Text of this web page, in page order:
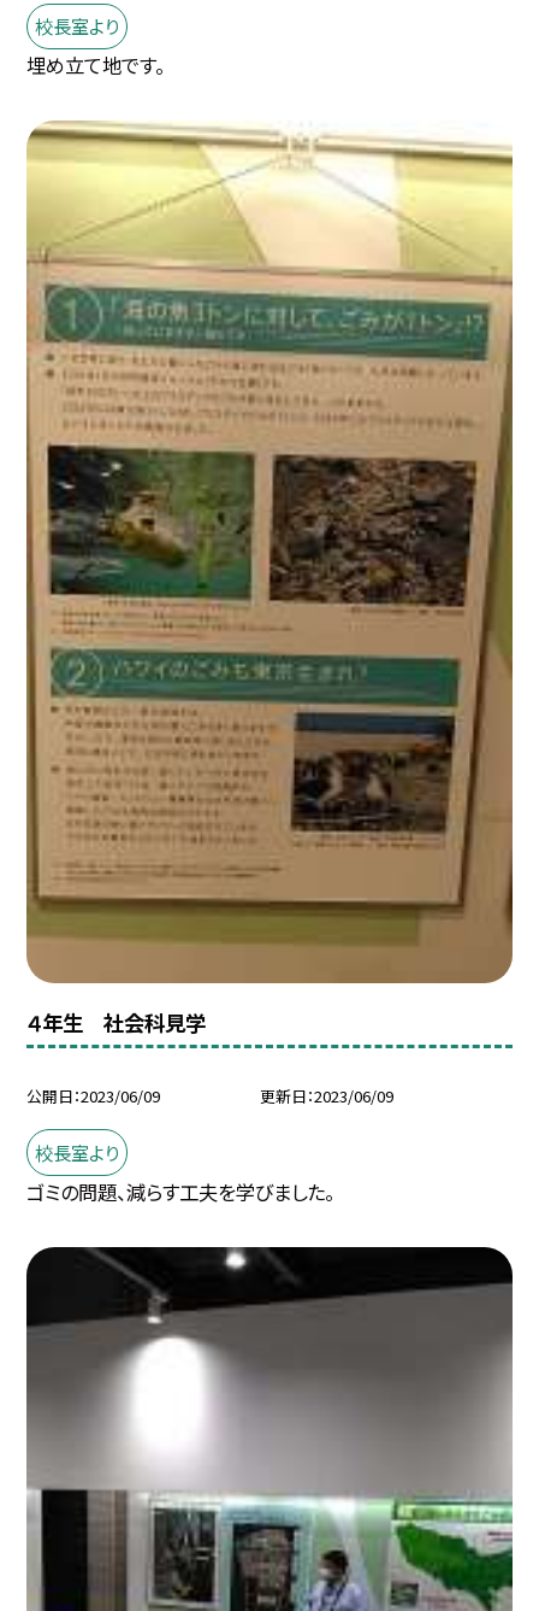
校長室より
埋め立て地です。
４年生 社会科見学
公開日 2023/06/09 更新日 2023/06/09
校長室より
ゴミの問題、減らす工夫を学びました。